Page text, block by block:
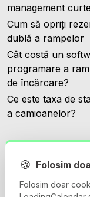
management curte
Cum să opriți
dublă a rampelor
Cât costă un
programare a
de încărcare?
Ce este taxa de
a camioanelor?
🍪 Folosim
Folosim doar